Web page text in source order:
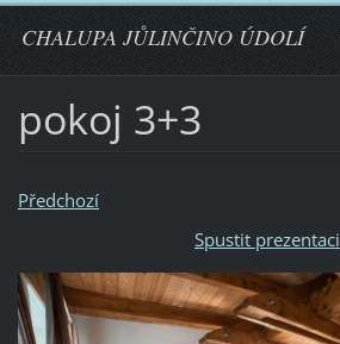
CHALUPA JŮLINČINO ÚDOLÍ
pokoj 3+3
Předchozí
Spustit prezentaci